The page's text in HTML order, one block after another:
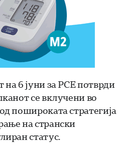
на 6 јуни за РСЕ потврди
се вклучени во
пошироката стратегија
на странски
статус.